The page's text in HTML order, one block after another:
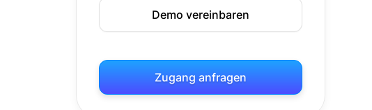
Demo vereinbaren
Zugang anfragen